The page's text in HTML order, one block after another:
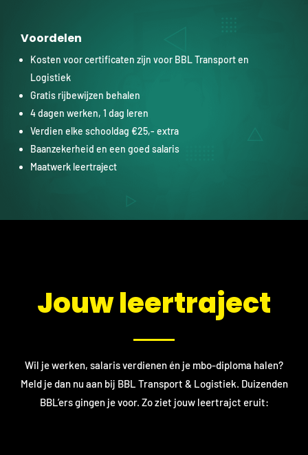
Voordelen
Kosten voor certificaten zijn voor BBL Transport en
Logistiek
Gratis rijbewijzen behalen
4 dagen werken, 1 dag leren
Verdien elke schooldag €25,- extra
Baanzekerheid en een goed salaris
Maatwerk leertraject
​Jouw leertraject
Wil je werken, salaris verdienen én je mbo-diploma halen?
Meld je dan nu aan bij BBL Transport & Logistiek. Duizenden
BBL’ers gingen je voor. Zo ziet jouw leertrajct eruit: